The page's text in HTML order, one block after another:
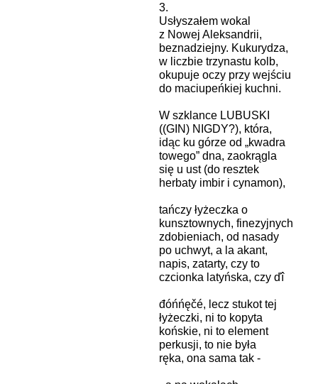
3.
Usłyszałem wokal
z Nowej Aleksandrii,
beznadziejny. Kukurydza,
w liczbie trzynastu kolb,
okupuje oczy przy wejściu
do maciupeńkiej kuchni.
W szklance LUBUSKI
((GIN) NIGDY?), która,
idąc ku górze od „kwadra
towego” dna, zaokrągla
się u ust (do resztek
herbaty imbir i cynamon),
tańczy łyżeczka o
kunsztownych, finezyjnych
zdobieniach, od nasady
po uchwyt, a la akant,
napis, zatarty, czy to
czcionka latyńska, czy ďî
đóńńęčé, lecz stukot tej
łyżeczki, ni to kopyta
końskie, ni to element
perkusji, to nie była
ręka, ona sama tak -